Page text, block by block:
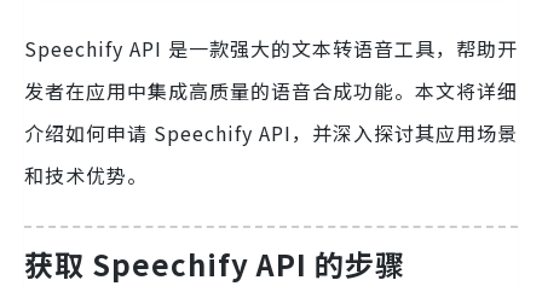
Speechify API 是一款强大的文本转语音工具，帮助开
发者在应用中集成高质量的语音合成功能。本文将详细
介绍如何申请 Speechify API，并深入探讨其应用场景
和技术优势。
获取 Speechify API 的步骤